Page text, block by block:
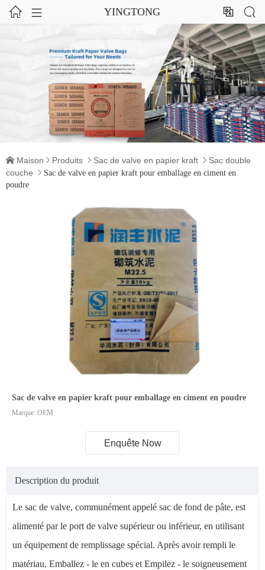
  YINGTONG  
 Maison  Produits  Sac de valve en papier kraft  Sac double
couche
 Sac de valve en papier kraft pour emballage en ciment en
poudre
Sac de valve en papier kraft pour emballage en ciment en poudre
Marque: OEM
Enquête Now
Description du produit
Le sac de valve, communément appelé sac de fond de pâte, est
alimenté par le port de valve supérieur ou inférieur, en utilisant
un équipement de remplissage spécial. Après avoir rempli le
matériau, Emballez - le en cubes et Empilez - le soigneusement